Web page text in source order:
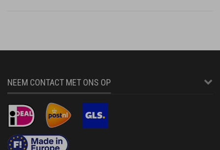
NEEM CONTACT MET ONS OP